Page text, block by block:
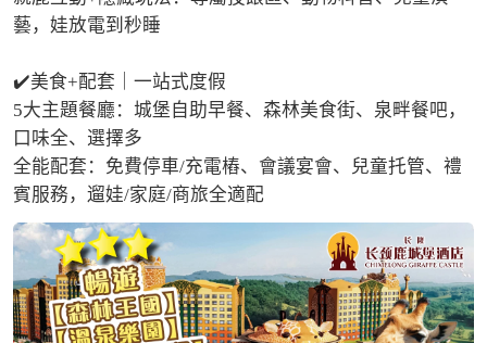
藝，娃放電到秒睡
✔️美食+配套｜一站式度假
5大主題餐廳：城堡自助早餐、森林美食街、泉畔餐吧，
口味全、選擇多
全能配套：免費停車/充電樁、會議宴會、兒童托管、禮
賓服務，遛娃/家庭/商旅全適配